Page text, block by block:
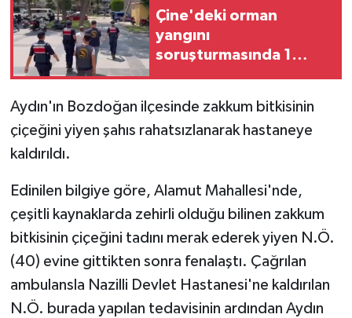
Çine'deki orman
yangını
soruşturmasında 1
Aydın'ın Bozdoğan ilçesinde zakkum bitkisinin
çiçeğini yiyen şahıs rahatsızlanarak hastaneye
kaldırıldı.
Edinilen bilgiye göre, Alamut Mahallesi'nde,
çeşitli kaynaklarda zehirli olduğu bilinen zakkum
bitkisinin çiçeğini tadını merak ederek yiyen N.Ö.
(40) evine gittikten sonra fenalaştı. Çağrılan
ambulansla Nazilli Devlet Hastanesi'ne kaldırılan
N.Ö. burada yapılan tedavisinin ardından Aydın